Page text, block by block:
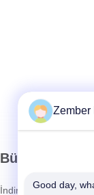
Bültenimiz
İndirimler ve daha
Zember
Good day,